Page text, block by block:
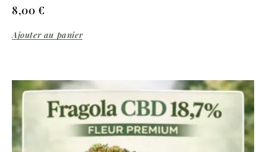
8,00 €
Ajouter au panier